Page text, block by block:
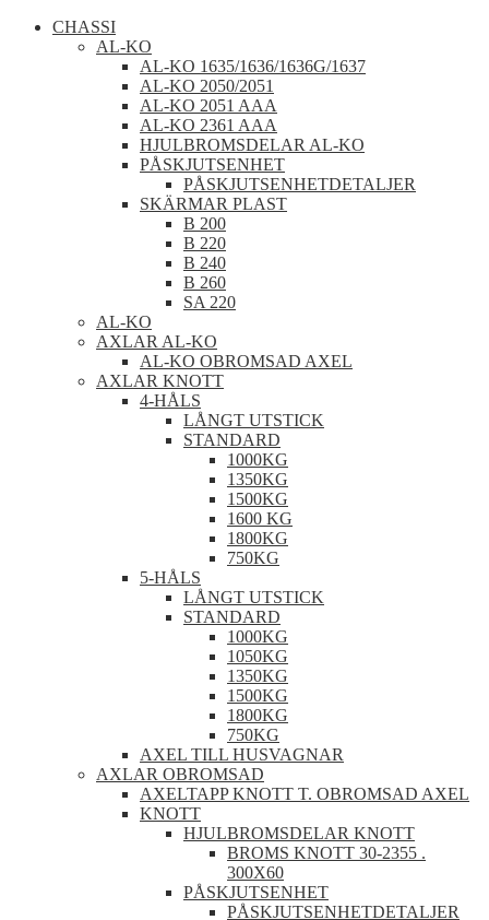
CHASSI
AL-KO
AL-KO 1635/1636/1636G/1637
AL-KO 2050/2051
AL-KO 2051 AAA
AL-KO 2361 AAA
HJULBROMSDELAR AL-KO
PÅSKJUTSENHET
PÅSKJUTSENHETDETALJER
SKÄRMAR PLAST
B 200
B 220
B 240
B 260
SA 220
AL-KO
AXLAR AL-KO
AL-KO OBROMSAD AXEL
AXLAR KNOTT
4-HÅLS
LÅNGT UTSTICK
STANDARD
1000KG
1350KG
1500KG
1600 KG
1800KG
750KG
5-HÅLS
LÅNGT UTSTICK
STANDARD
1000KG
1050KG
1350KG
1500KG
1800KG
750KG
AXEL TILL HUSVAGNAR
AXLAR OBROMSAD
AXELTAPP KNOTT T. OBROMSAD AXEL
KNOTT
HJULBROMSDELAR KNOTT
BROMS KNOTT 30-2355 .
300X60
PÅSKJUTSENHET
PÅSKJUTSENHETDETALJER